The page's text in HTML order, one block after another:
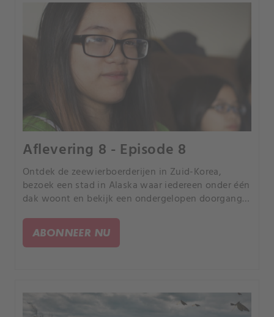
Aflevering 8 - Episode 8
Ontdek de zeewierboerderijen in Zuid-Korea,
bezoek een stad in Alaska waar iedereen onder één
dak woont en bekijk een ondergelopen doorgang
ABONNEER NU